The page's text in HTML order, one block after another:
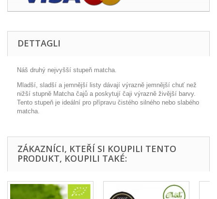
DETTAGLI
Náš druhý nejvyšší stupeň matcha.
Mladší, sladší a jemnější listy dávají výrazně jemnější chuť než
nižší stupně Matcha čajů a poskytují čaji výrazně živější barvy.
Tento stupeň je ideální pro přípravu čistého silného nebo slabého
matcha.
ZÁKAZNÍCI, KTEŘÍ SI KOUPILI TENTO
PRODUKT, KOUPILI TAKÉ: